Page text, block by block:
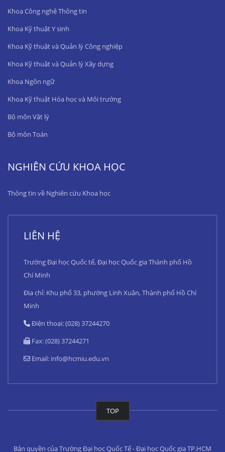
Khoa Công nghệ Thông tin
Khoa Kỹ thuật Y sinh
Khoa Kỹ thuật và Quản lý Công nghiệp
Khoa Kỹ thuật và Quản lý Xây dựng
Khoa Ngôn ngữ
Khoa Kỹ thuật Hóa học và Môi trường
Bộ môn Vật lý
Bộ môn Toán
NGHIÊN CỨU KHOA HỌC
Thông tin về Nghiên cứu Khoa học
LIÊN HỆ
Trường Đại học Quốc tế, Đại học Quốc gia Thành phố Hồ
Chí Minh
Địa chỉ: Khu phố 33, phường Linh Xuân, Thành phố Hồ Chí
Minh
Điện thoại: (028) 37244270
Fax: (028) 37244271
Email: info@hcmiu.edu.vn
TOP
Bản quyền của Trường Đại học Quốc Tế - Đại học Quốc gia TP.HCM